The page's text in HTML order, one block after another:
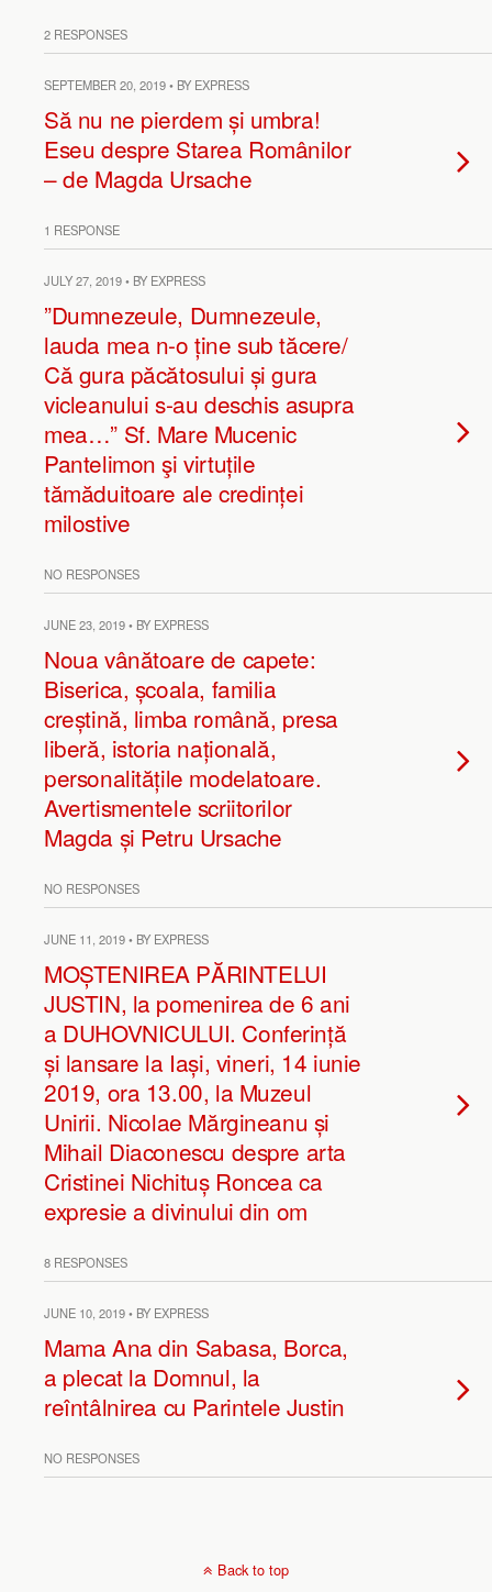
2 RESPONSES
SEPTEMBER 20, 2019 • BY EXPRESS
Să nu ne pierdem și umbra!
Eseu despre Starea Românilor
– de Magda Ursache
1 RESPONSE
JULY 27, 2019 • BY EXPRESS
”Dumnezeule, Dumnezeule,
lauda mea n-o ține sub tăcere/
Că gura păcătosului și gura
vicleanului s-au deschis asupra
mea…” Sf. Mare Mucenic
Pantelimon şi virtuțile
tămăduitoare ale credinței
milostive
NO RESPONSES
JUNE 23, 2019 • BY EXPRESS
Noua vânătoare de capete:
Biserica, școala, familia
creștină, limba română, presa
liberă, istoria națională,
personalitățile modelatoare.
Avertismentele scriitorilor
Magda și Petru Ursache
NO RESPONSES
JUNE 11, 2019 • BY EXPRESS
MOȘTENIREA PĂRINTELUI
JUSTIN, la pomenirea de 6 ani
a DUHOVNICULUI. Conferință
și lansare la Iași, vineri, 14 iunie
2019, ora 13.00, la Muzeul
Unirii. Nicolae Mărgineanu și
Mihail Diaconescu despre arta
Cristinei Nichituș Roncea ca
expresie a divinului din om
8 RESPONSES
JUNE 10, 2019 • BY EXPRESS
Mama Ana din Sabasa, Borca,
a plecat la Domnul, la
reîntâlnirea cu Parintele Justin
NO RESPONSES
Back to top